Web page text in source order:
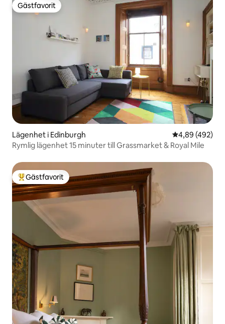
Gästfavorit
Gästfavorit
Lägenhet i Edinburgh 4,89 av 5 i
4,89 (492)
Rymlig lägenhet 15 minuter till Grassmarket & Royal Mile
Populär gästfavorit
Gästfavorit